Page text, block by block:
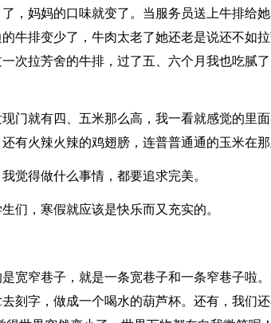
，妈妈的口味就变了。当服务员送上牛排给
牛排变少了，牛肉太老了她还老是说还不如
次拉芳舍的牛排，过了五、六个月我也吃腻
门就有四、五米那么高，我一看就感觉的里
有火辣火辣的鸡翅膀，连普普通通的玉米在
觉得做什么事情，都要追求完美。
们，寒假就应该是快乐而又充实的。
宽窄巷子，就是一条宽巷子和一条窄巷子啦
刻字，做成一个喝水的葫芦杯。还有，我们